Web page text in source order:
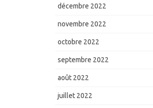
décembre 2022
novembre 2022
octobre 2022
septembre 2022
août 2022
juillet 2022